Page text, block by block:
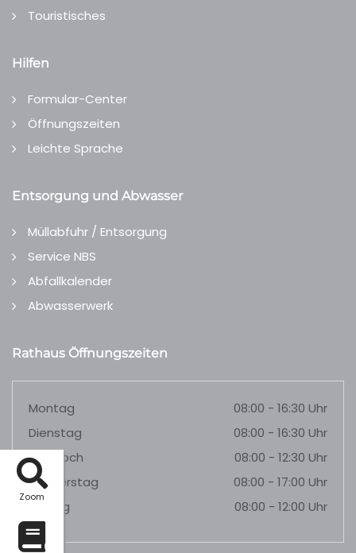
Zoom
Touristisches
Hilfen
Formular-Center
Öffnungszeiten
Leichte Sprache
Entsorgung und Abwasser
Müllabfuhr / Entsorgung
Service NBS
Abfallkalender
Abwasserwerk
Rathaus Öffnungszeiten
Montag
08:00 - 16:30 Uhr
Dienstag
08:00 - 16:30 Uhr
Mittwoch
08:00 - 12:30 Uhr
Donnerstag
08:00 - 17:00 Uhr
Freitag
08:00 - 12:00 Uhr